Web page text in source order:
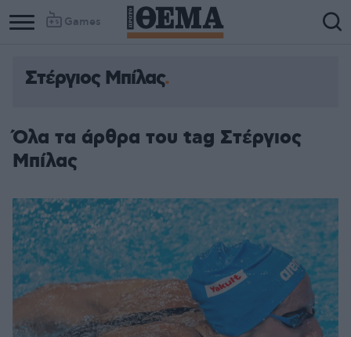
Games
Στέργιος Μπίλας
Όλα τα άρθρα του tag Στέργιος
Μπίλας